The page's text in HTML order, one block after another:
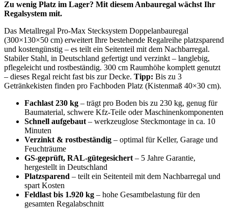
Zu wenig Platz im Lager? Mit diesem Anbauregal wächst Ihr
Regalsystem mit.
Das Metallregal Pro-Max Stecksystem Doppelanbauregal
(300×130×50 cm) erweitert Ihre bestehende Regalreihe platzsparend
und kostengünstig – es teilt ein Seitenteil mit dem Nachbarregal.
Stabiler Stahl, in Deutschland gefertigt und verzinkt – langlebig,
pflegeleicht und rostbeständig. 300 cm Raumhöhe komplett genutzt
– dieses Regal reicht fast bis zur Decke. Tipp: Bis zu 3
Getränkekisten finden pro Fachboden Platz (Kistenmaß 40×30 cm).
Fachlast 230 kg – trägt pro Boden bis zu 230 kg, genug für
Baumaterial, schwere Kfz-Teile oder Maschinenkomponenten
Schnell aufgebaut– werkzeuglose Steckmontage in ca. 10
Minuten
Verzinkt & rostbeständig – optimal für Keller, Garage und
Feuchträume
GS-geprüft, RAL-gütegesichert– 5 Jahre Garantie,
hergestellt in Deutschland
Platzsparend – teilt ein Seitenteil mit dem Nachbarregal und
spart Kosten
Feldlast bis 1.920 kg – hohe Gesamtbelastung für den
gesamten Regalabschnitt